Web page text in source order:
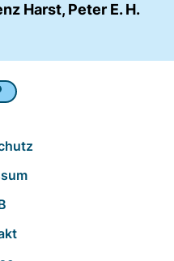
Harst, Peter E. H.
mit